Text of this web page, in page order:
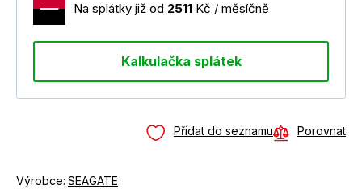
Na splátky již od 2511 Kč / měsíčně
Kalkulačka splátek
Přidat do seznamu Porovnat
Výrobce: SEAGATE